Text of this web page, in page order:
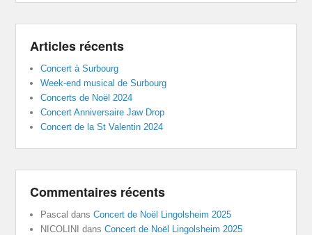
Articles récents
Concert à Surbourg
Week-end musical de Surbourg
Concerts de Noël 2024
Concert Anniversaire Jaw Drop
Concert de la St Valentin 2024
Commentaires récents
Pascal dansConcert de Noël Lingolsheim 2025
NICOLINI
dansConcert de Noël Lingolsheim 2025